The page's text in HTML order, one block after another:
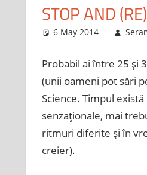
STOP AND
6 May 2014
Probabil ai între 25 şi
(unii oameni pot sări
Science. Timpul
senzaţionale, mai
ritmuri diferite şi în
creier).